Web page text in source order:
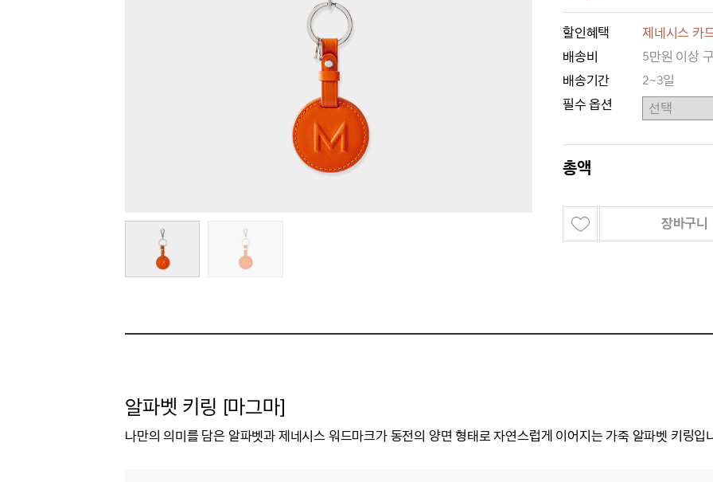
할인혜택
제네시스 카
배송비
5만원 이상
배송기간
2~3일
필수 옵션
총액
장바구니
알파벳 키링 [마그마]
나만의 의미를 담은 알파벳과 제네시스 워드마크가 동전의 양면 형태로 자연스럽게 이어지는 가죽 알파벳 키링입